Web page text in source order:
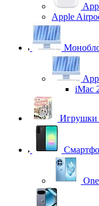
Apple
iMac
Игрушки